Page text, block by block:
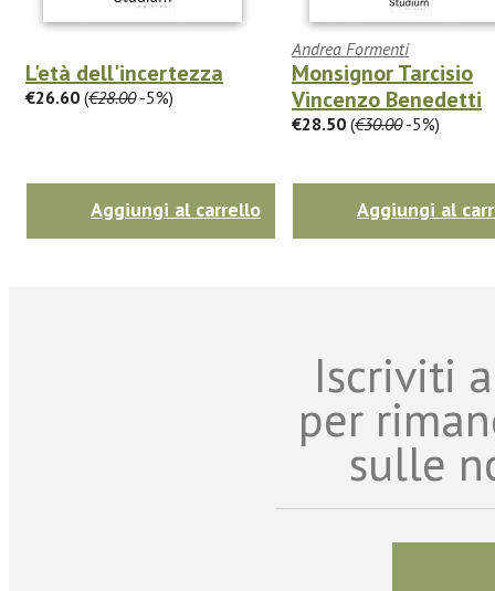
L'età dell'incertezza
€26.60 (€28.00-5%)
Aggiungi al carrello
Andrea Formenti
Monsignor Tarcisio
Vincenzo Benedetti
€28.50 (€30.00-5%)
Aggiungi al
Iscriviti
per
sulle